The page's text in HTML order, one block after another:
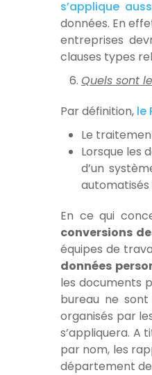
s’applique
données. En
entreprises
clauses types
Quels sont
Par définition, le
Le
Lorsque les
d’un
automatisés
En ce qui
conversions
équipes de
données
les documents
bureau ne
organisés par
s’appliquera. A
par nom, les
département